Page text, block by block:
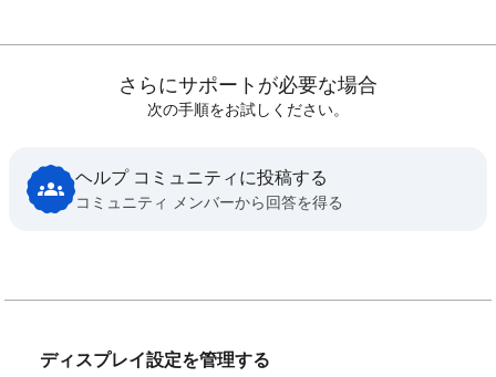
さらにサポートが必要な場合
次の手順をお試しください。
ヘルプ コミュニティに投稿する
コミュニティ メンバーから回答を得る
ディスプレイ設定を管理する